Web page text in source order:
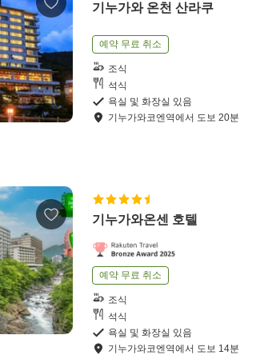
기누가와 온천 산라쿠
예약 무료 취소
조식
석식
욕실 및 화장실 있음
기누가와코엔역에서 도보 20분
기누가와온센 호텔
예약 무료 취소
조식
석식
욕실 및 화장실 있음
기누가와코엔역에서 도보 14분